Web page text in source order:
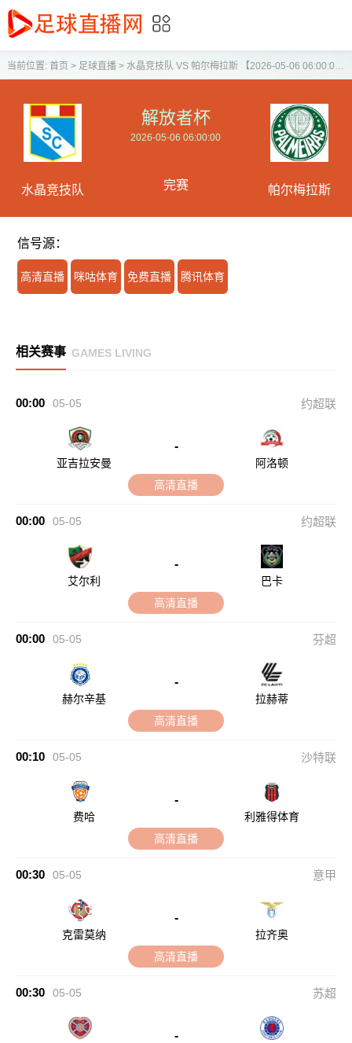
当前位置: 首页 > 足球直播> 水晶竞技队 VS 帕尔梅拉斯 【2026-05-06 06:00:00】
水晶竞技队
解放者杯
2026-05-06 06:00:00
完赛 帕尔梅拉斯
信号源：
高清直播 咪咕体育 免费直播 腾讯体育
相关赛事 GAMES LIVING
00:00 05-05 约超联
亚吉拉安曼
-
阿洛顿
高清直播
00:00 05-05 约超联
艾尔利
-
巴卡
高清直播
00:00 05-05 芬超
赫尔辛基
-
拉赫蒂
高清直播
00:10 05-05 沙特联
费哈
-
利雅得体育
高清直播
00:30 05-05 意甲
克雷莫纳
-
拉齐奥
高清直播
00:30 05-05 苏超
-